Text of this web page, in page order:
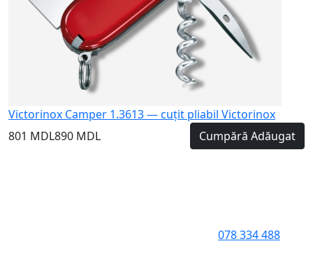
Victorinox Camper 1.3613 — cuțit pliabil Victorinox
801 MDL890 MDL Cumpără Adăugat
078 334 488